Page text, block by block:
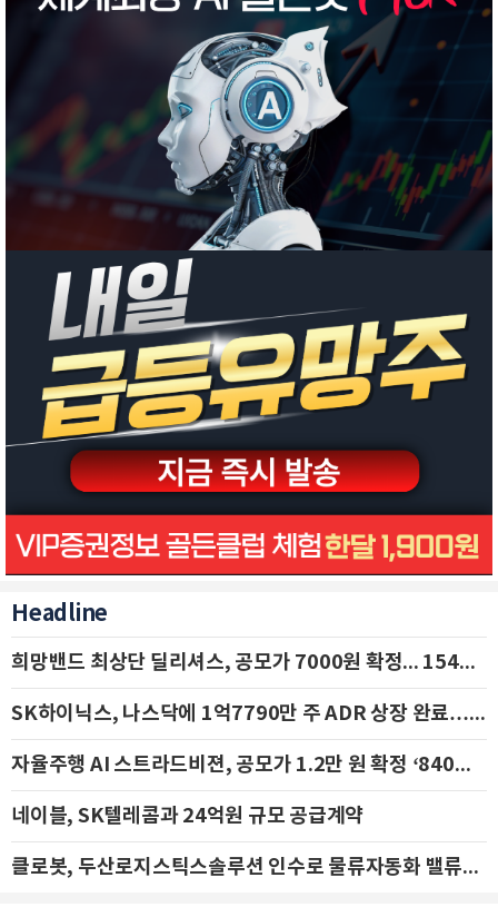
Headline
희망밴드 최상단 딜리셔스, 공모가 7000원 확정... 154억 규모 IPO 돌입
SK하이닉스, 나스닥에 1억7790만 주 ADR 상장 완료…29일 국내 추가 상장
자율주행 AI 스트라드비젼, 공모가 1.2만 원 확정 ‘840억 수혈’
네이블, SK텔레콤과 24억원 규모 공급계약
클로봇, 두산로지스틱스솔루션 인수로 물류자동화 밸류체인 확장 추진 - IBK투자증권